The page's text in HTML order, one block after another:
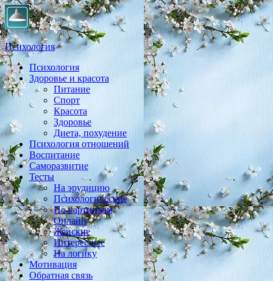
Психология
Практическая психология, личностный рост, экология,
здоровье, воспитание,
Психология
Здоровье и красота
Питание
Спорт
Красота
Здоровье
Диета, похудение
Психология отношений
Воспитание
Саморазвитие
Тесты
На эрудицию
Психологические
По картинкам
Онлайн
Женские
Интересные
На логику
Мотивация
Обратная связь